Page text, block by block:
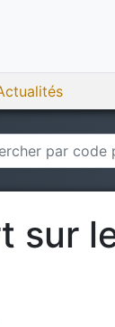
sur